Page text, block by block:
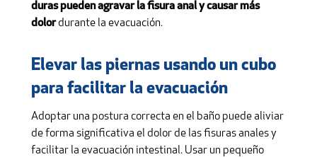
duras pueden agravar la fisura anal y causar más
dolordurante la evacuación.
Elevar las piernas usando un cubo
para facilitar la evacuación
Adoptar una postura correcta en el baño puede aliviar
de forma significativa el dolor de las fisuras anales y
facilitar la evacuación intestinal. Usar un pequeño